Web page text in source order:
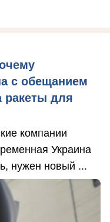
с обещанием
ракеты для
компании
Украина
нужен новый ...